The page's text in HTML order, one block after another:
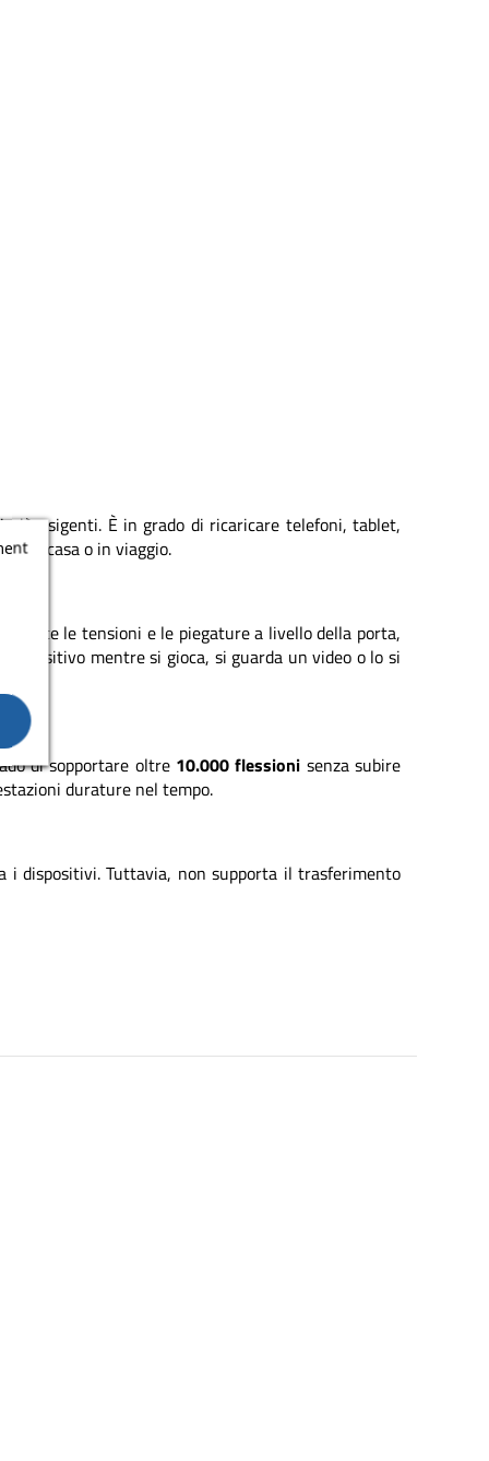
più esigenti. È in grado di ricaricare telefoni, tablet,
a casa o in viaggio.
le tensioni e le piegature a livello della porta,
mentre si gioca, si guarda un video o lo si
di sopportare oltre 10.000 flessioni senza subire
durature nel tempo.
dispositivi. Tuttavia, non supporta il trasferimento